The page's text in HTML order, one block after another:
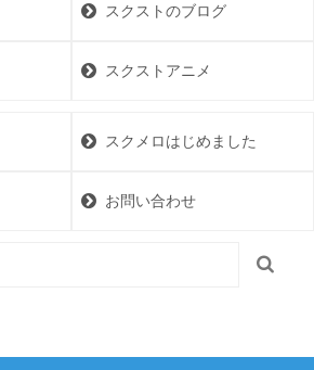
スクストのブログ
スクストアニメ
スクメロはじめました
お問い合わせ